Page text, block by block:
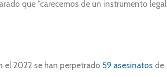
que “carecemos de un instrumento legal
el 2022 se han perpetrado 59 asesinatos de